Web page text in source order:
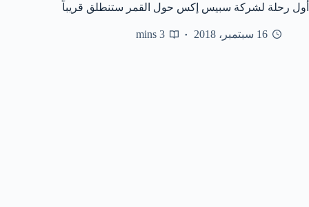
أول رحلة لشركة سبيس إكس حول القمر ستنطلق قريباً
16 سبتمبر، 2018 3 mins